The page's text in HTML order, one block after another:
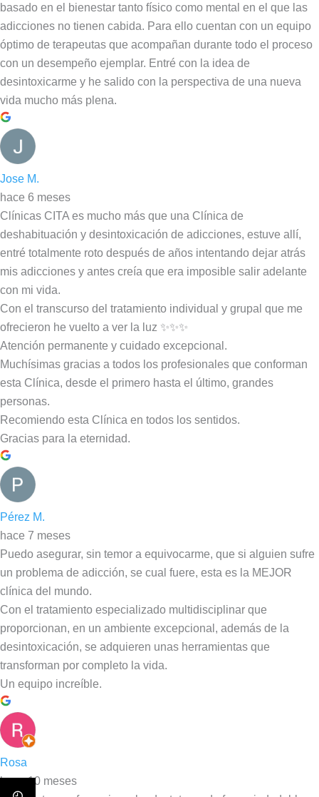
basado en el bienestar tanto físico como mental en el que las
adicciones no tienen cabida. Para ello cuentan con un equipo
óptimo de terapeutas que acompañan durante todo el proceso
con un desempeño ejemplar. Entré con la idea de
desintoxicarme y he salido con la perspectiva de una nueva
vida mucho más plena.
Jose M.
hace 6 meses
Clínicas CITA es mucho más que una Clínica de
deshabituación y desintoxicación de adicciones, estuve allí,
entré totalmente roto después de años intentando dejar atrás
mis adicciones y antes creía que era imposible salir adelante
con mi vida.
Con el transcurso del tratamiento individual y grupal que me
ofrecieron he vuelto a ver la luz ✨✨✨
Atención permanente y cuidado excepcional.
Muchísimas gracias a todos los profesionales que conforman
esta Clínica, desde el primero hasta el último, grandes
personas.
Recomiendo esta Clínica en todos los sentidos.
Gracias para la eternidad.
Pérez M.
hace 7 meses
Puedo asegurar, sin temor a equivocarme, que si alguien sufre
un problema de adicción, se cual fuere, esta es la MEJOR
clínica del mundo.
Con el tratamiento especializado multidisciplinar que
proporcionan, en un ambiente excepcional, además de la
desintoxicación, se adquieren unas herramientas que
transforman por completo la vida.
Un equipo increíble.
Rosa
hace 10 meses